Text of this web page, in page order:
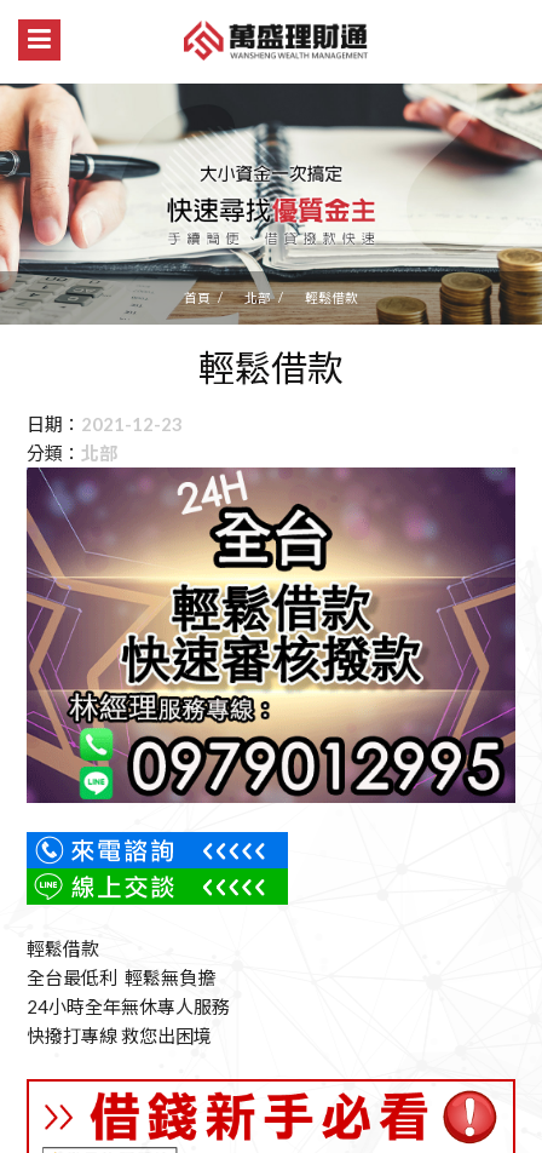
首頁 北部 輕鬆借款
輕鬆借款
日期： 2021-12-23
分類： 北部
輕鬆借款
全台最低利 輕鬆無負擔
24小時全年無休專人服務
快撥打專線 救您出困境